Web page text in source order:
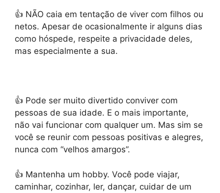
👍 NÃO caia em tentação de viver com filhos ou
netos. Apesar de ocasionalmente ir alguns dias
como hóspede, respeite a privacidade deles,
mas especialmente a sua.
👍 Pode ser muito divertido conviver com
pessoas de sua idade. E o mais importante,
não vai funcionar com qualquer um. Mas sim se
você se reunir com pessoas positivas e alegres,
nunca com “velhos amargos”.
👍 Mantenha um hobby. Você pode viajar,
caminhar, cozinhar, ler, dançar, cuidar de um